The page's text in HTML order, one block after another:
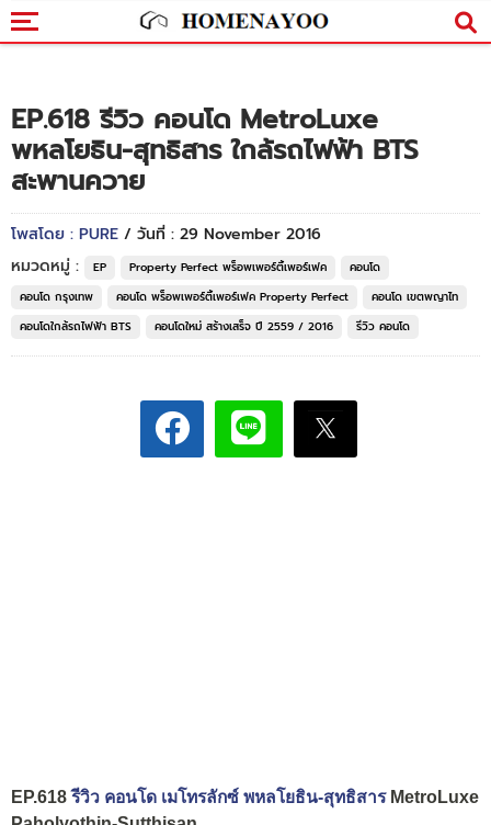
EP.618 รีวิว คอนโด MetroLuxe
พหลโยธิน-สุทธิสาร ใกล้รถไฟฟ้า BTS
สะพานควาย
โพสโดย : PURE / วันที่ : 29 November 2016
หมวดหมู่ :
EP Property Perfect พร็อพเพอร์ตี้เพอร์เฟค
คอนโด
คอนโด กรุงเทพ
คอนโด พร็อพเพอร์ตี้เพอร์เฟค Property Perfect
คอนโด เขตพญาไท
คอนโดใกล้รถไฟฟ้า BTS
คอนโดใหม่ สร้างเสร็จ ปี 2559 / 2016 รีวิว คอนโด
EP.618รีวิว คอนโด เมโทรลักซ์ พหลโยธิน-สุทธิสารMetroLuxe